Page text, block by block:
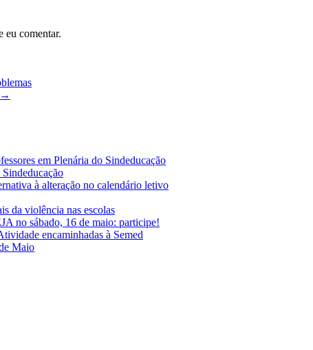
eu comentar.
→
em Plenária do Sindeducação
à alteração no calendário letivo
da violência nas escolas
no sábado, 16 de maio: participe!
encaminhadas à Semed
Maio